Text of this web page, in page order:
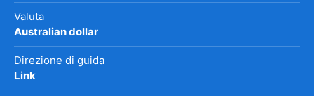
Valuta
Australian dollar
Direzione di guida
Link